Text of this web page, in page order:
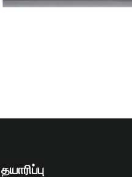
தயாரிப்பு